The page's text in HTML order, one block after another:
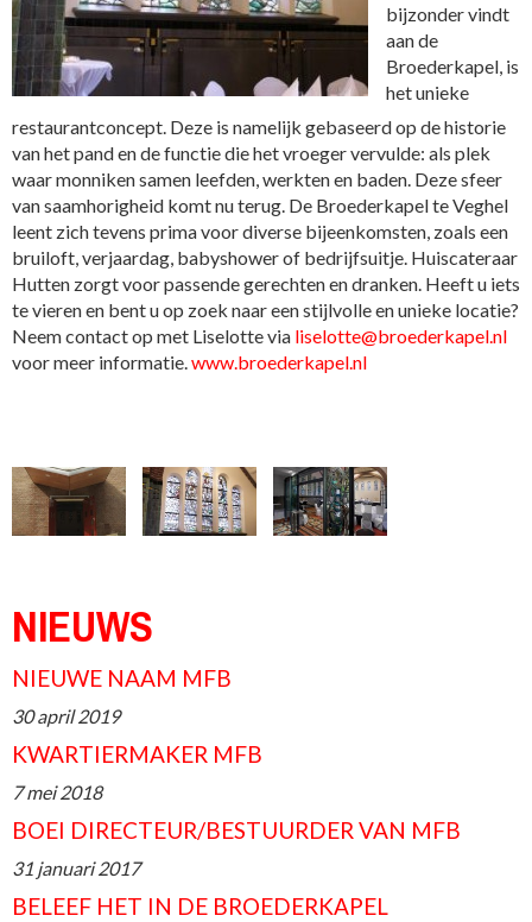
bijzonder vindt
aan de
Broederkapel, is
het unieke
restaurantconcept. Deze is namelijk gebaseerd op de historie
van het pand en de functie die het vroeger vervulde: als plek
waar monniken samen leefden, werkten en baden. Deze sfeer
van saamhorigheid komt nu terug. De Broederkapel te Veghel
leent zich tevens prima voor diverse bijeenkomsten, zoals een
bruiloft, verjaardag, babyshower of bedrijfsuitje. Huiscateraar
Hutten zorgt voor passende gerechten en dranken. Heeft u iets
te vieren en bent u op zoek naar een stijlvolle en unieke locatie?
Neem contact op met Liselotte via liselotte@broederkapel.nl
voor meer informatie.www.broederkapel.nl
NIEUWS
NIEUWE NAAM MFB
30 april 2019
KWARTIERMAKER MFB
7 mei 2018
BOEI DIRECTEUR/BESTUURDER VAN MFB
31 januari 2017
BELEEF HET IN DE BROEDERKAPEL